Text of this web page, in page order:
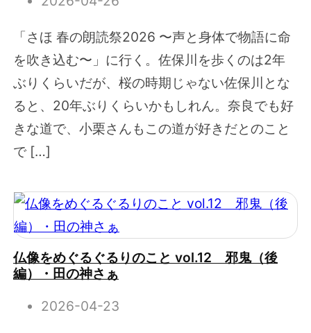
「さほ 春の朗読祭2026 〜声と身体で物語に命
を吹き込む〜」に行く。佐保川を歩くのは2年
ぶりくらいだが、桜の時期じゃない佐保川とな
ると、20年ぶりくらいかもしれん。奈良でも好
きな道で、小栗さんもこの道が好きだとのこと
で […]
仏像をめぐるぐるりのこと vol.12 邪鬼（後
編）・田の神さぁ
2026-04-23